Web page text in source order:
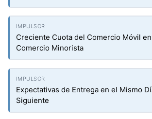
Creciente Cuota del Comercio Móvil
Comercio Minorista
Expectativas de Entrega en el Mismo
Siguiente